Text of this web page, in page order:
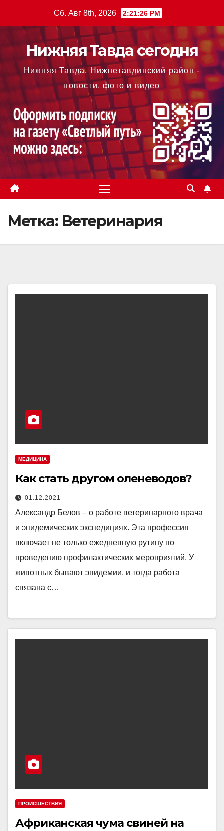
содержимому
Сб. Авг 8th, 2026 2:21:27 PM
Нижняя Тавда сегодня
Нижняя Тавда, Нижнетавдинский район -
новости, фото и видео
Метка: Ветеринария
МЕДИЦИНА
Как стать другом оленеводов?
01.12.2021
Александр Белов – о работе ветеринарного врача
и эпидемических экспедициях. Эта профессия
включает не только ежедневную рутину по
проведению профилактических мероприятий. У
животных бывают эпидемии, и тогда работа
связана с…
ПРОИСШЕСТВИЯ
Африканская чума свиней на